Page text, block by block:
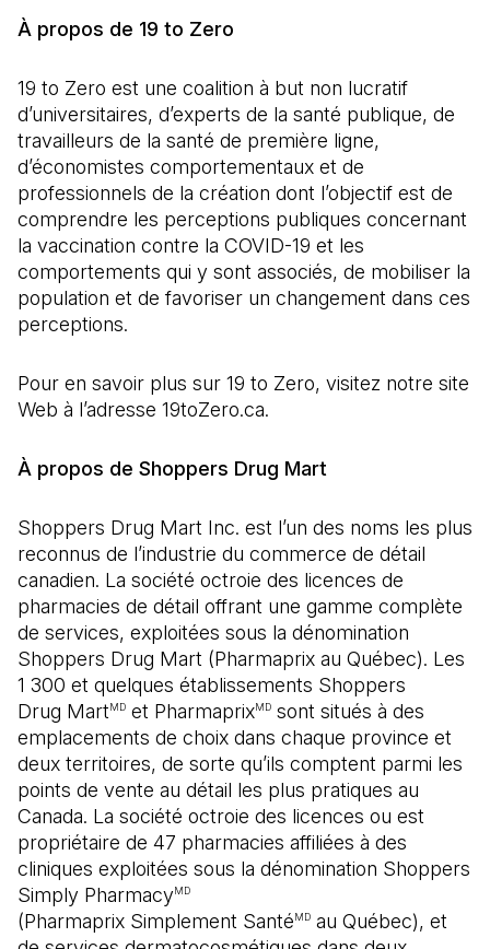
À propos de 19 to Zero
19 to Zero est une coalition à but non lucratif
d’universitaires, d’experts de la santé publique, de
travailleurs de la santé de première ligne,
d’économistes comportementaux et de
professionnels de la création dont l’objectif est de
comprendre les perceptions publiques concernant
la vaccination contre la COVID-19 et les
comportements qui y sont associés, de mobiliser la
population et de favoriser un changement dans ces
perceptions.
Pour en savoir plus sur 19 to Zero, visitez notre site
Web à l’adresse 19toZero.ca.
À propos de Shoppers Drug Mart
Shoppers Drug Mart Inc. est l’un des noms les plus
reconnus de l’industrie du commerce de détail
canadien. La société octroie des licences de
pharmacies de détail offrant une gamme complète
de services, exploitées sous la dénomination
Shoppers Drug Mart (Pharmaprix au Québec). Les
1 300 et quelques établissements Shoppers
Drug MartMD et PharmaprixMD sont situés à des
emplacements de choix dans chaque province et
deux territoires, de sorte qu’ils comptent parmi les
points de vente au détail les plus pratiques au
Canada. La société octroie des licences ou est
propriétaire de 47 pharmacies affiliées à des
cliniques exploitées sous la dénomination Shoppers
Simply PharmacyMD
(Pharmaprix Simplement SantéMD au Québec), et